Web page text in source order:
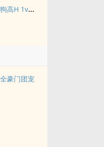
禁止吸血鬼发情（姐狗高H 1v1）
豪门团宠